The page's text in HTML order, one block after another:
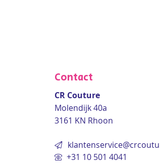
Contact
CR Couture
Molendijk 40a
3161 KN Rhoon
+31 10 501 4041